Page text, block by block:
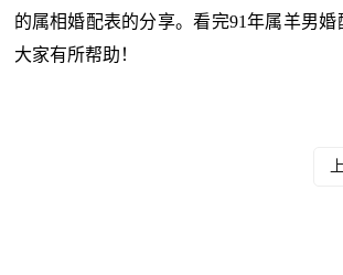
的属相婚配表的分享。看完91年属羊男
大家有所帮助！